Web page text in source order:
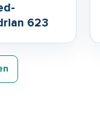
623